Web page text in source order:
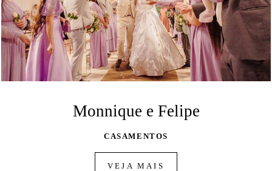
Monnique e Felipe
CASAMENTOS
VEJA MAIS